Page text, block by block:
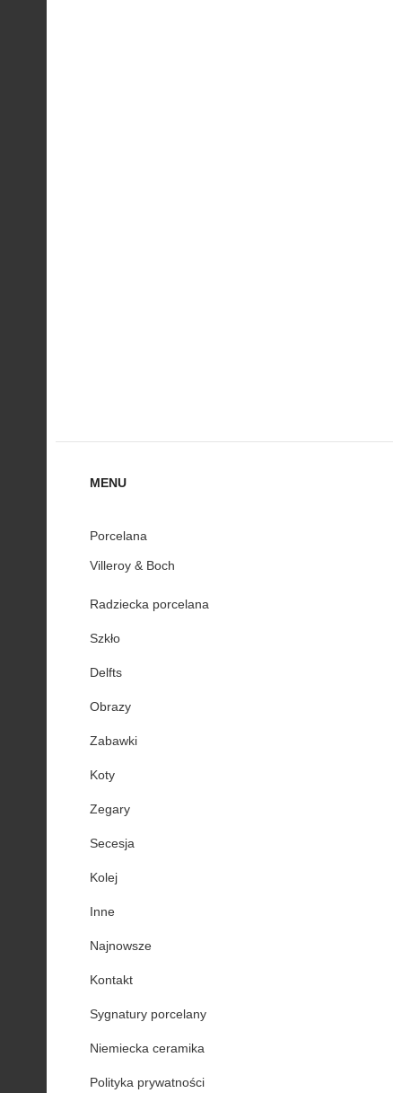
MENU
Porcelana
Villeroy & Boch
Radziecka porcelana
Szkło
Delfts
Obrazy
Zabawki
Koty
Zegary
Secesja
Kolej
Inne
Najnowsze
Kontakt
Sygnatury porcelany
Niemiecka ceramika
Polityka prywatności